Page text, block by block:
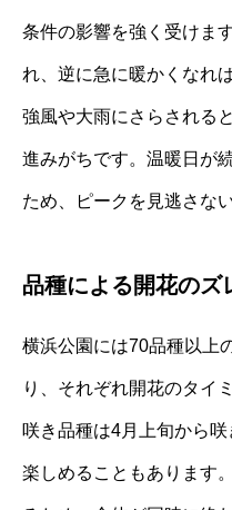
条件の影響を強く受けま
れ、逆に急に暖かくなれ
強風や大雨にさらされる
進みがちです。温暖日が
ため、ピークを見逃さな
品種による開花のズ
横浜公園には70品種以上
り、それぞれ開花のタイ
咲き品種は4月上旬から
楽しめることもあります